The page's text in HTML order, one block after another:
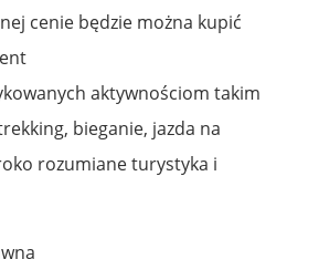
cenie będzie można kupić
aktywnościom takim
bieganie, jazda na
rozumiane turystyka i